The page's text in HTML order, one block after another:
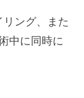
ング、また
中に同時に